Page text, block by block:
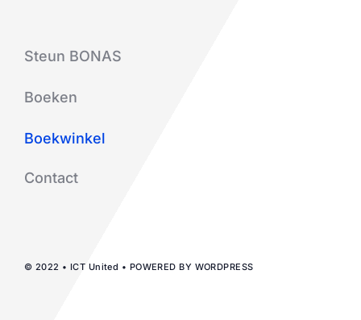
Steun BONAS
Boeken
Boekwinkel
Contact
© 2022 • ICT United • POWERED BY WORDPRESS